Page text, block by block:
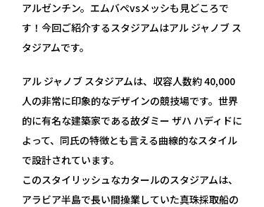
アルゼンチン。エムバぺvsメッシも見どころで
す！今回ご紹介するスタジアムはアル ジャノブ ス
タジアムです。
アル ジャノブ スタジアムは、収容人数約 40,000
人の非常に印象的なデザインの競技場です。世界
的に有名な建築家である故ダミー ザハ ハディドに
よって、同氏の特徴とも言える曲線的なスタイル
で設計されています。
このスタイリッシュなカタールのスタジアムは、
アラビア半島で長い間操業していた真珠採取船の